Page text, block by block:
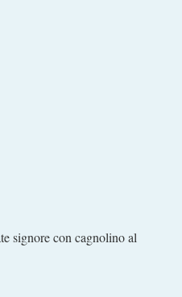
signore con cagnolino al